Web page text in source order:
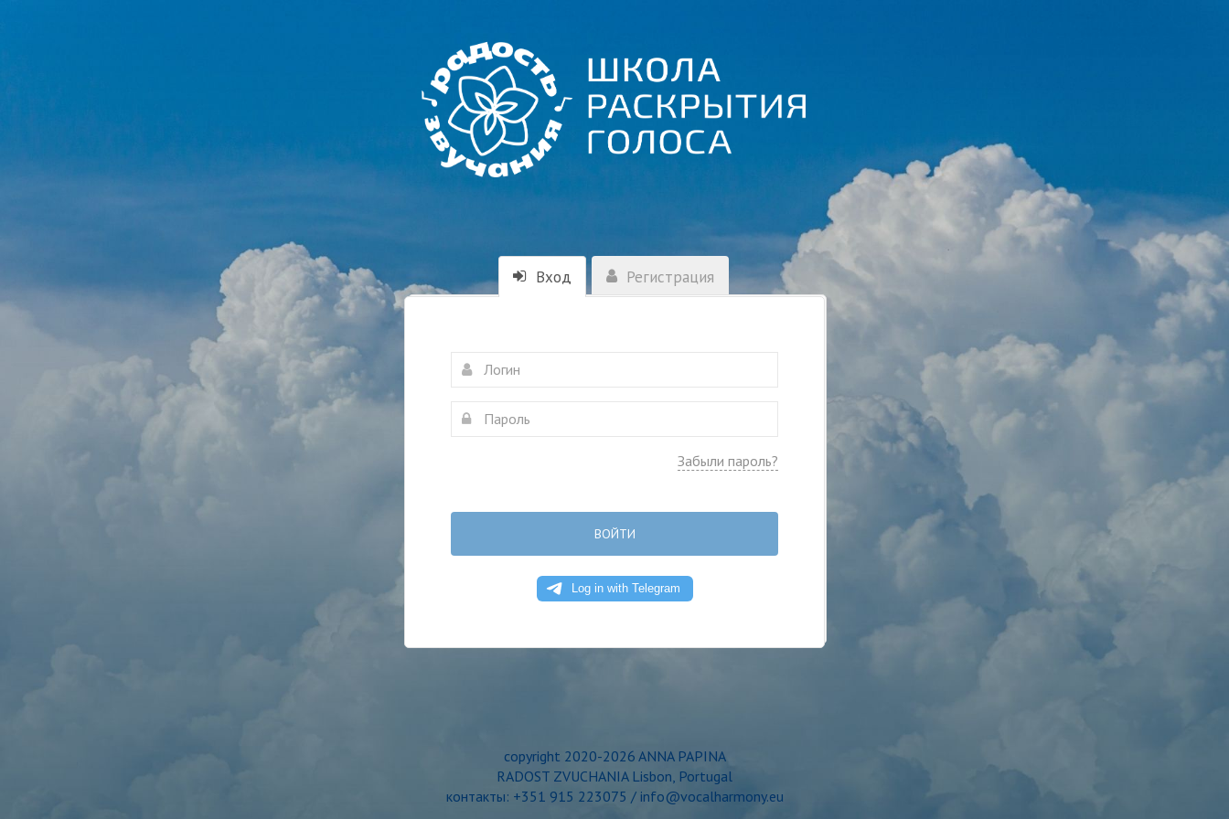
Вход Регистрация
Забыли пароль?
ВОЙТИ
copyright 2020-2026 ANNA PAPINA
RADOST ZVUCHANIA Lisbon, Portugal
контакты: +351 915 223075 / info@vocalharmony.eu